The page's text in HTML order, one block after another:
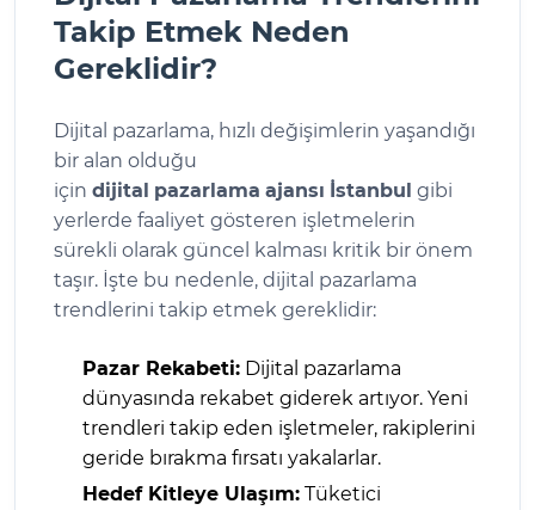
Takip Etmek Neden
Gereklidir?
Dijital pazarlama, hızlı değişimlerin yaşandığı
bir alan olduğu
için dijital pazarlama ajansı İstanbul gibi
yerlerde faaliyet gösteren işletmelerin
sürekli olarak güncel kalması kritik bir önem
taşır. İşte bu nedenle, dijital pazarlama
trendlerini takip etmek gereklidir:
Pazar Rekabeti: Dijital pazarlama
dünyasında rekabet giderek artıyor. Yeni
trendleri takip eden işletmeler, rakiplerini
geride bırakma fırsatı yakalarlar.
Hedef Kitleye Ulaşım: Tüketici